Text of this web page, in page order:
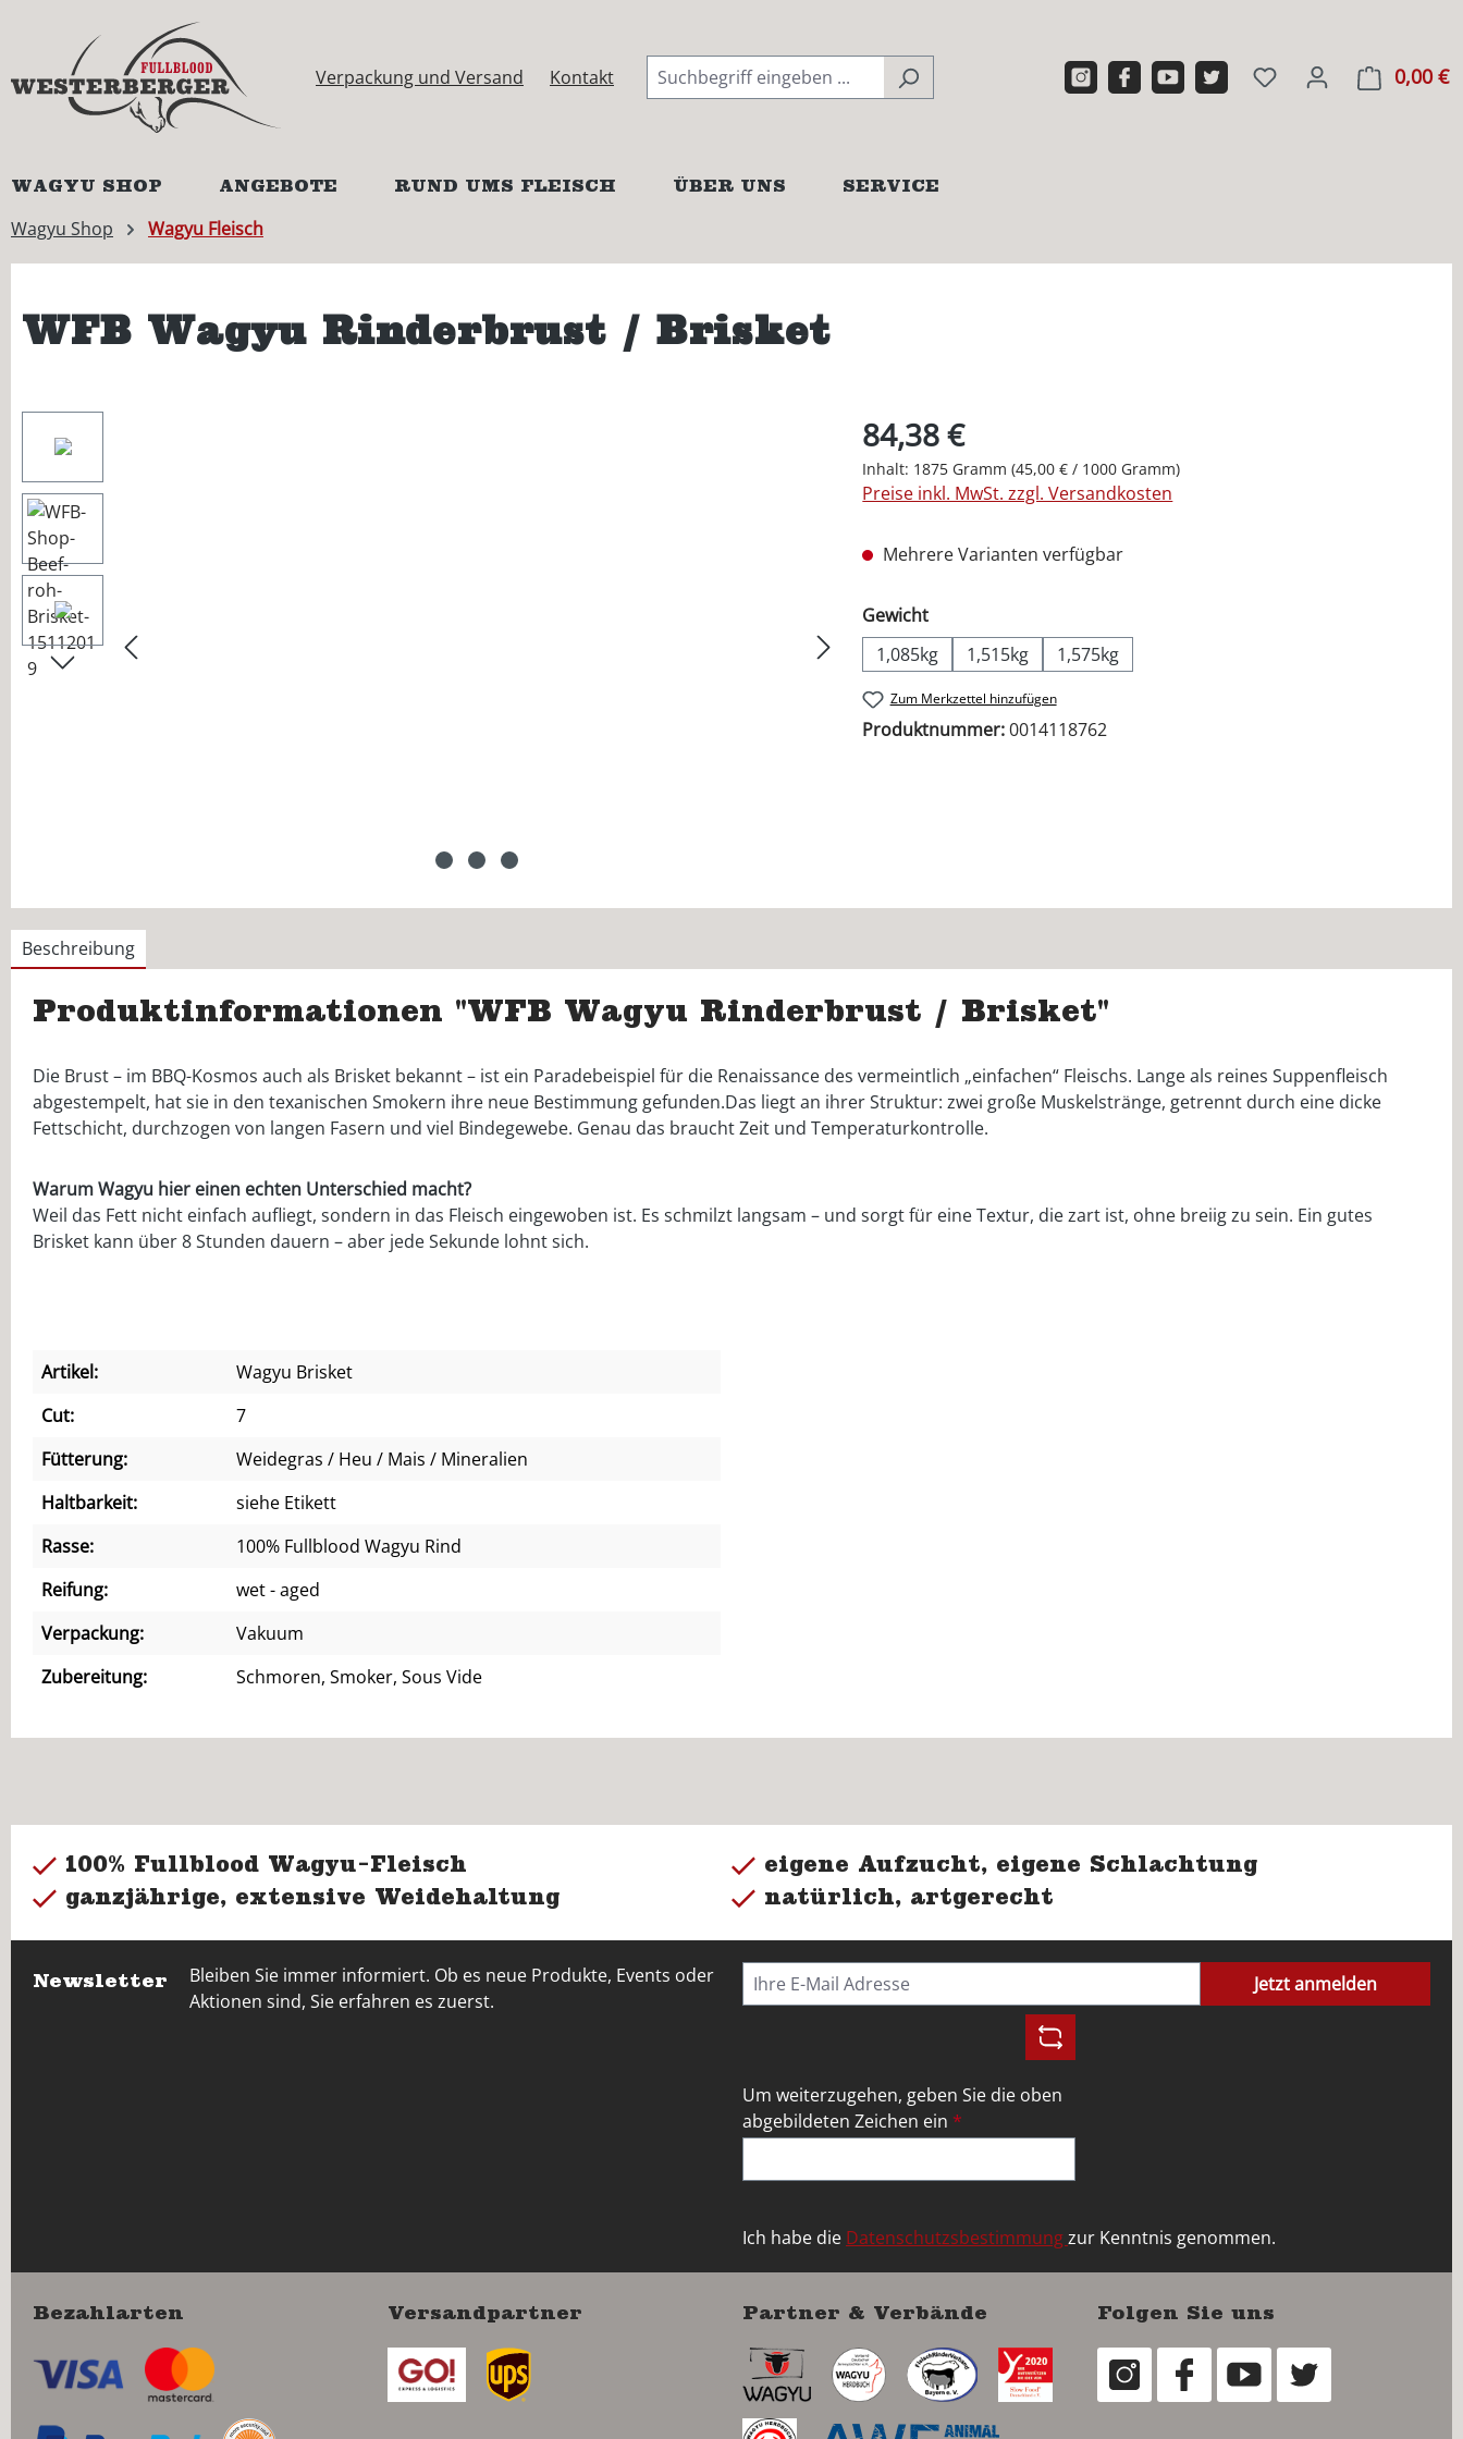
Zur Hauptnavigation springen
Verpackung und Versand Kontakt 0,00 €
WAGYU SHOP ANGEBOTE RUND UMS FLEISCH ÜBER UNS
SERVICE
Wagyu Shop
Wagyu Fleisch
WFB Wagyu Rinderbrust / Brisket
84,38 €
Inhalt: 1875 Gramm(45,00 € / 1000 Gramm)
Preise inkl. MwSt. zzgl. Versandkosten
Mehrere Varianten verfügbar
Gewichtauswählen
1,085kg
1,515kg 1,575kg
Zum Merkzettel hinzufügen
Produktnummer:0014118762
Beschreibung
Produktinformationen "WFB Wagyu Rinderbrust / Brisket"
Die Brust – im BBQ-Kosmos auch als Brisket bekannt – ist ein Paradebeispiel für die Renaissance des vermeintlich „einfachen“ Fleischs. Lange als reines Suppenfleisch
abgestempelt, hat sie in den texanischen Smokern ihre neue Bestimmung gefunden.Das liegt an ihrer Struktur: zwei große Muskelstränge, getrennt durch eine dicke
Fettschicht, durchzogen von langen Fasern und viel Bindegewebe. Genau das braucht Zeit und Temperaturkontrolle.
Warum Wagyu hier einen echten Unterschied macht?
Weil das Fett nicht einfach aufliegt, sondern in das Fleisch eingewoben ist. Es schmilzt langsam – und sorgt für eine Textur, die zart ist, ohne breiig zu sein. Ein gutes
Brisket kann über 8 Stunden dauern – aber jede Sekunde lohnt sich.
Artikel:
Wagyu Brisket
Cut:
7
Fütterung:
Weidegras / Heu / Mais / Mineralien
Haltbarkeit:
siehe Etikett
Rasse:
100% Fullblood Wagyu Rind
Reifung:
wet - aged
Verpackung:
Vakuum
Zubereitung:
Schmoren, Smoker, Sous Vide
100% Fullblood Wagyu-Fleisch
eigene Aufzucht, eigene Schlachtung
ganzjährige, extensive Weidehaltung
natürlich, artgerecht
Newsletter
Bleiben Sie immer informiert. Ob es neue Produkte, Events oder
Aktionen sind, Sie erfahren es zuerst.
Jetzt anmelden
Um weiterzugehen, geben Sie die oben
abgebildeten Zeichen ein *
Ich habe die Datenschutzsbestimmungzur Kenntnis genommen.
Bezahlarten Versandpartner Partner & Verbände Folgen Sie uns